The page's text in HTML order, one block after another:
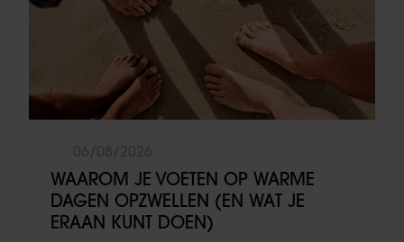
WAAROM JE VOETEN OP WARME
DAGEN OPZWELLEN (EN WAT JE
ERAAN KUNT DOEN)